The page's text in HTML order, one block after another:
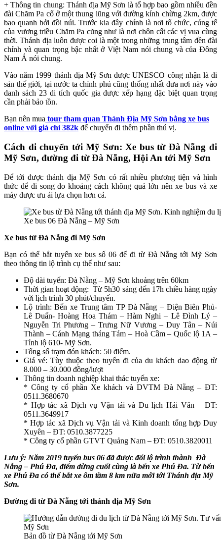
+ Thông tin chung: Thánh địa Mỹ Sơn là tổ hợp bao gồm nhiều đền
đài Chăm Pa cổ ở một thung lũng với đường kính chừng 2km, được
bao quanh bởi đồi núi. Trước kia đây chính là nơi tổ chức, cúng tế
của vương triều Chăm Pa cũng như là nơi chôn cất các vị vua cùng
thời. Thánh địa luôn được coi là một trong những trung tâm đền đài
chính và quan trọng bậc nhất ở Việt Nam nói chung và của Đông
Nam Á nói chung.
Vào năm 1999 thánh địa Mỹ Sơn được UNESCO công nhận là di
sản thế giới, tại nước ta chính phủ cũng thống nhất đưa nơi này vào
danh sách 23 di tích quốc gia được xếp hạng đặc biệt quan trọng
cần phải bảo tồn.
Bạn nên mua tour tham quan Thánh Địa Mỹ Sơn bằng xe bus
online với giá chỉ 382k để chuyến đi thêm phần thú vị.
Cách di chuyển tới Mỹ Sơn: Xe bus từ Đà Nẵng đi
Mỹ Sơn, đường đi từ Đà Nẵng, Hội An tới Mỹ Sơn
Để tới được thánh địa Mỹ Sơn có rất nhiều phương tiện và hình
thức để đi song do khoảng cách không quá lớn nên xe bus và xe
máy được ưu ái lựa chọn hơn cả.
Xe bus 06 Đà Nẵng – Mỹ Sơn
Xe bus từ Đà Nẵng đi Mỹ Sơn
Bạn có thể bắt tuyến xe bus số 06 để đi từ Đà Nẵng tới Mỹ Sơn
theo thông tin lộ trình cụ thể như sau:
Độ dài tuyến: Đà Nẵng – Mỹ Sơn khoảng trên 60km
Thời gian hoạt động: Từ 5h30 sáng đến 17h chiều hàng ngày
với lịch trình 30 phút/chuyến.
Lộ trình: Bến xe Trung tâm TP Đà Nẵng – Điện Biên Phủ-
Lê Duẩn- Hoàng Hoa Thám – Hàm Nghi – Lê Đình Lý –
Nguyễn Tri Phương – Trưng Nữ Vương – Duy Tân – Núi
Thành – Cánh Mạng tháng Tám – Hoà Cầm – Quốc lộ 1A –
Tỉnh lộ 610- Mỹ Sơn.
Tổng số trạm đón khách: 50 điểm.
Giá vé: Tùy thuộc theo tuyến đi của du khách dao động từ
8.000 – 30.000 đồng/lượt
Thông tin doanh nghiệp khai thác tuyến xe:
* Công ty cổ phần Xe khách và DVTM Đà Nẵng – ĐT:
0511.3680670
* Hợp tác xã Dịch vụ Vận tải và Du lịch Hải Vân – ĐT:
0511.3649917
* Hợp tác xã Dịch vụ Vận tải và Kinh doanh tổng hợp Duy
Xuyên – ĐT: 0510.3877225
* Công ty cổ phần GTVT Quảng Nam – ĐT: 0510.3820011
Lưu ý: Năm 2019 tuyến bus 06 đã được đổi lộ trình thành Đà
Nẵng – Phú Đa, điểm dừng cuối cùng là bến xe Phú Đa. Từ bến
xe Phú Đa có thể bắt xe ôm tầm 8 km nữa mới tới Thánh địa Mỹ
Sơn.
Đường đi từ Đà Nẵng tới thánh địa Mỹ Sơn
Bản đồ từ Đà Nẵng tới Mỹ Sơn